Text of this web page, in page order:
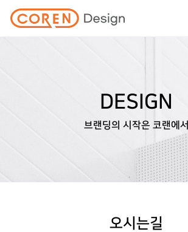
DESIGN
브랜딩의 시작은 코랜에서
오시는길